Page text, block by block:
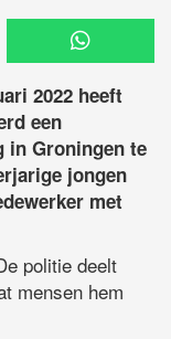
2022 heeft
een
in Groningen te
jongen
met
politie deelt
mensen hem